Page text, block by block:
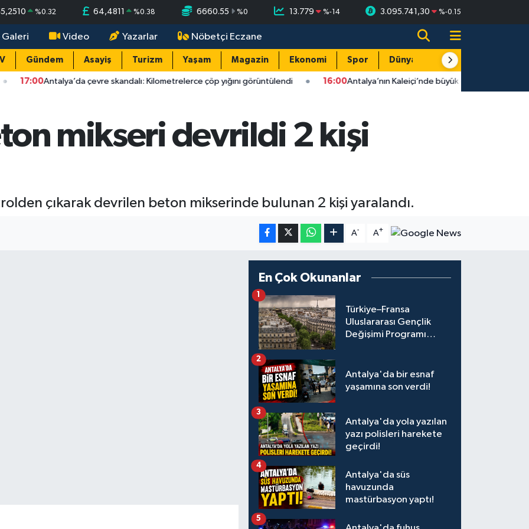
%0.32 64,4811 %0.38 6660.55 %0 13.779 %-14 3.095.741,30 %-0.15
Galeri Video Yazarlar Nöbetçi Eczane
Gündem Asayiş Turizm Yaşam Magazin Ekonomi Spor Dünya Resmi Reklamlar
Antalya’da çevre skandalı: Kilometrelerce çöp yığını görüntülendi 16:00 Antalya’nın Kaleiçi’nde büyük dönüşüm: Gündüz
mikseri devrildi 2 kişi
çıkarak devrilen beton mikserinde bulunan 2 kişi yaralandı.
A- A+
En Çok Okunanlar
Türkiye–Fransa
Uluslararası Gençlik
Değişimi Programı
1
Antalya'da bir esnaf
yaşamına son verdi!
2
Antalya'da yola yazılan
yazı polisleri harekete
geçirdi!
3
Antalya'da süs
havuzunda
mastürbasyon yaptı!
4
5